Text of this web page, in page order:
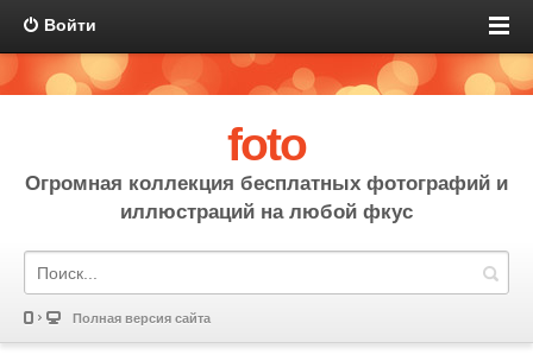
Войти
foto
Огромная коллекция бесплатных фотографий и
иллюстраций на любой фкус
Полная версия сайта